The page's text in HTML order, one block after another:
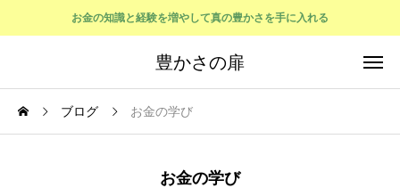
お金の知識と経験を増やして真の豊かさを手に入れる
豊かさの扉
ブログ お金の学び
お金の学び